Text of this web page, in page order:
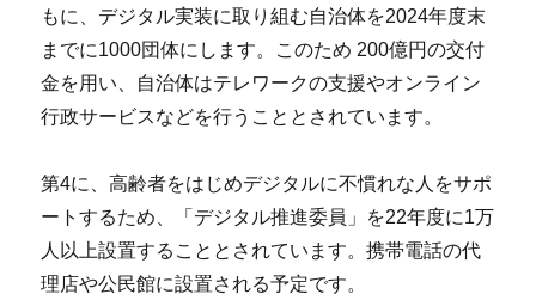
もに、デジタル実装に取り組む自治体を2024年度末
までに1000団体にします。このため 200億円の交付
金を用い、自治体はテレワークの支援やオンライン
行政サービスなどを行うこととされています。
第4に、高齢者をはじめデジタルに不慣れな人をサポ
ートするため、「デジタル推進委員」を22年度に1万
人以上設置することとされています。携帯電話の代
理店や公民館に設置される予定です。